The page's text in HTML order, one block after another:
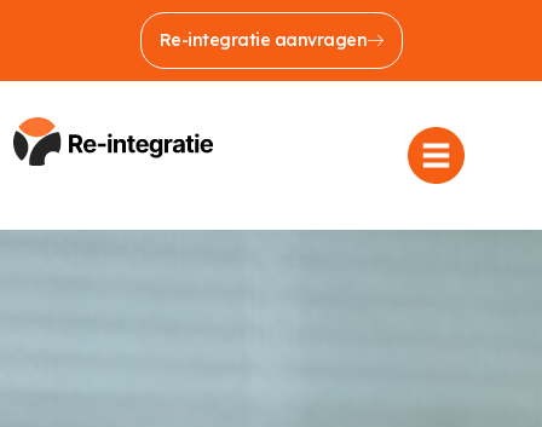
Re-integratie aanvragen